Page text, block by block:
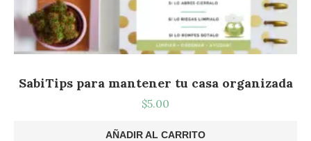
SabiTips para mantener tu casa organizada
$5.00
AÑADIR AL CARRITO